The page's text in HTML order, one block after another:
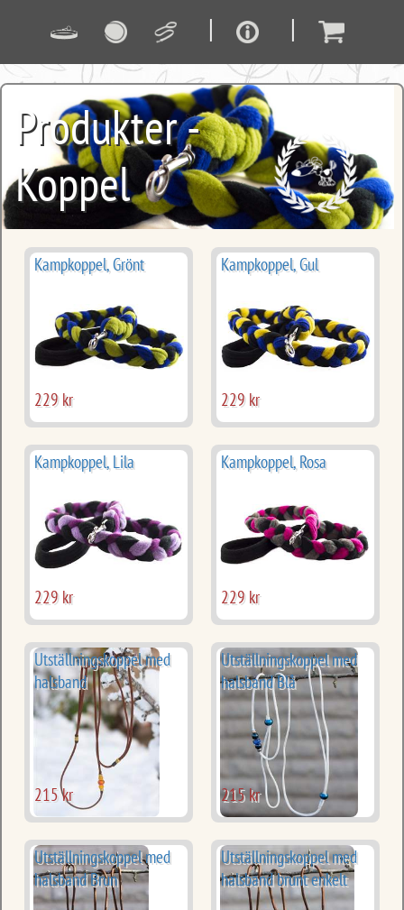
Produkter -
Koppel
Kampkoppel, Grönt
229 kr
Kampkoppel, Gul
229 kr
Kampkoppel, Lila
229 kr
Kampkoppel, Rosa
229 kr
Utställningskoppel med
halsband
215 kr
Utställningskoppel med
halsband Blå
215 kr
Utställningskoppel med
halsband Brun
Utställningskoppel med
halsband brunt enkelt